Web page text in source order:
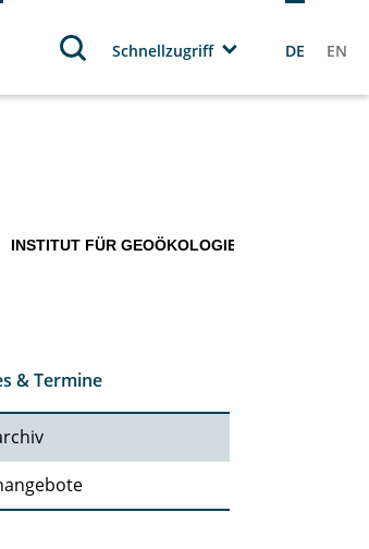
Schnellzugriff DE EN
& Termine